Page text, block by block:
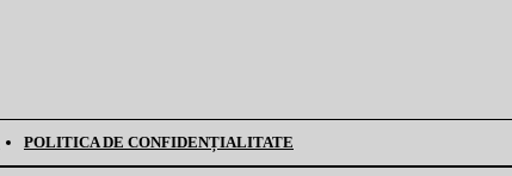
POLITICA DE CONFIDENȚIALITATE